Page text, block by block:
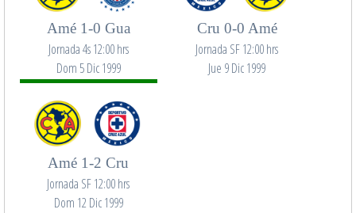
Amé 1-0 Gua
Jornada 4s 12:00 hrs
Dom 5 Dic 1999
Cru 0-0 Amé
Jornada SF 12:00 hrs
Jue 9 Dic 1999
Amé 1-2 Cru
Jornada SF 12:00 hrs
Dom 12 Dic 1999